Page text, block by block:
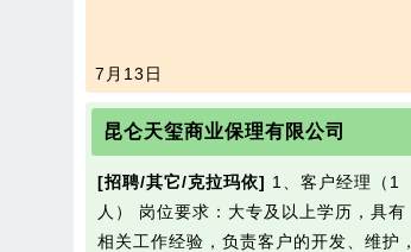
7月13日
昆仑天玺商业保理有限公司
[招聘/其它/克拉玛依] 1、客户经理（1
人） 岗位要求：大专及以上学历，具有
相关工作经验，负责客户的开发、维护，